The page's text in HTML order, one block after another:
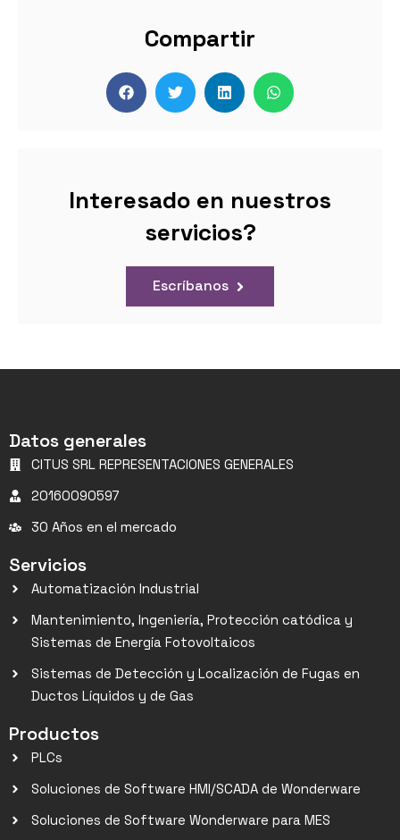
Compartir
Interesado en nuestros
servicios?
Escríbanos
Datos generales
CITUS SRL REPRESENTACIONES GENERALES
20160090597
30 Años en el mercado
Servicios
Automatización Industrial
Mantenimiento, Ingeniería, Protección catódica y
Sistemas de Energía Fotovoltaicos
Sistemas de Detección y Localización de Fugas en
Ductos Líquidos y de Gas
Productos
PLCs
Soluciones de Software HMI/SCADA de Wonderware
Soluciones de Software Wonderware para MES